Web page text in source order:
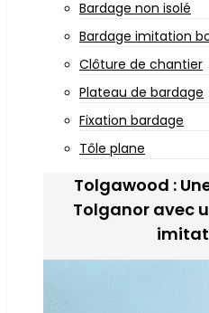
Bardage non isolé
Bardage imitation
Clôture de chantier
Plateau de bardage
Fixation bardage
Tôle plane
Tolgawood :
Tolganor avec